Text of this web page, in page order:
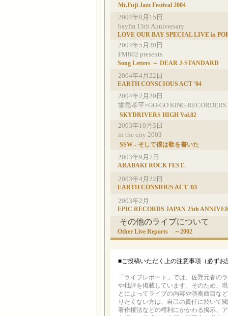
Mt.Fuji Jazz Festival 2004
2004年8月15日
bayfm 15th Anniversary
LOVE OUR BAY SPECIAL LIVE in
2004年5月30日
FM802 presents
Song Letters ～ DEAR J-STANDARD
2004年4月22日
EARTH CONSCIOUS ACT '04
2004年2月20日
堂島孝平×GO-GO KING RECORDERS
SKYDRIVERS HIGH Vol.02
2003年10月3日
in the city 2003
SSW - そして僕は歌を書いた
2003年9月7日
ARABAKI ROCK FEST.
2003年4月22日
EARTH CONSIOUS ACT '03
2003年2月
EPIC RECORDS JAPAN 25th
その他のライブについて
Other Live Reports ～2002
■ご投稿いただく上の注意事項（必ずお
「ライブレポート」では、佐野元春の
や批評を掲載しています。そのため、
とによってライブの内容や演奏曲目な
りたくない方は、自己の責任に於いて
著作権法などの権利にかかわる掲示、